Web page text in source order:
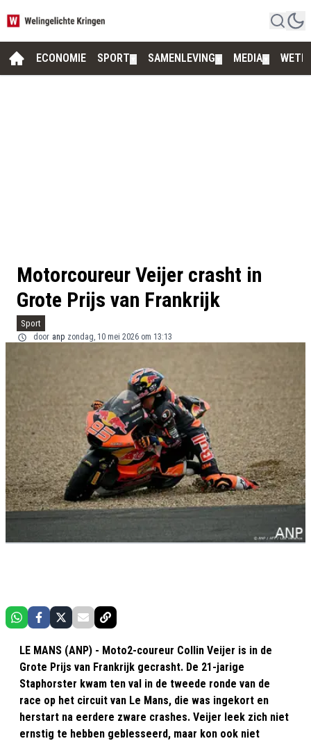
ECONOMIE SPORT SAMENLEVING MEDIA
Motorcoureur Veijer crasht in
Grote Prijs van Frankrijk
Sport
door anp zondag, 10 mei 2026 om 13:13
LE MANS (ANP) - Moto2-coureur Collin Veijer is in de
Grote Prijs van Frankrijk gecrasht. De 21-jarige
Staphorster kwam ten val in de tweede ronde van de
race op het circuit van Le Mans, die was ingekort en
herstart na eerdere zware crashes. Veijer leek zich niet
ernstig te hebben geblesseerd, maar kon ook niet